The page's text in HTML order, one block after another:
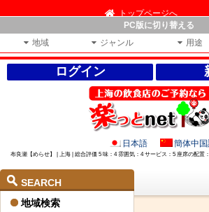
トップページへ
PC版に切り替える
地域
ジャンル 用途
ログイン
日本語 簡体中国
布良瀬【めらせ】 | 上海 | 総合評価 5 味：4 雰囲気：4 サービス：5 座席の配置
SEARCH
地域検索